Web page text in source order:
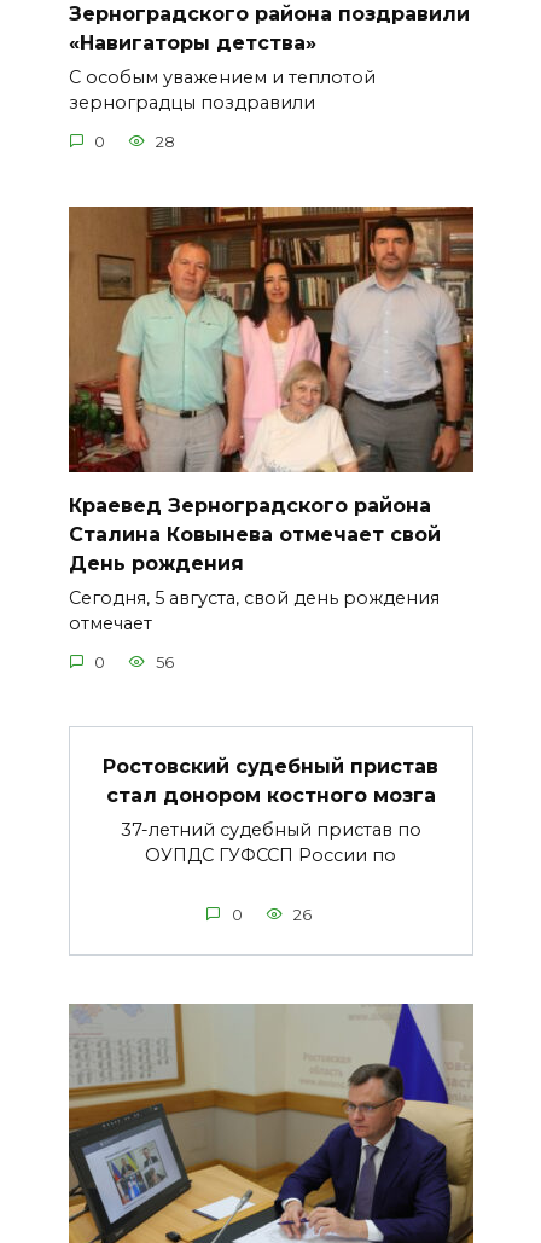
Зерноградского района поздравили
«Навигаторы детства»
С особым уважением и теплотой
зерноградцы поздравили
0 28
Краевед Зерноградского района
Сталина Ковынева отмечает свой
День рождения
Сегодня, 5 августа, свой день рождения
отмечает
0 56
Ростовский судебный пристав
стал донором костного мозга
37-летний судебный пристав по
ОУПДС ГУФССП России по
0 26